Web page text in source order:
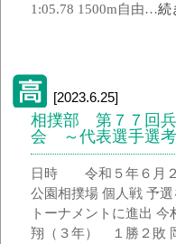
1:05.78 1500m自由…続
[2023.6.25]
相撲部 第７７回
会 ～代表選手選考
日時 令和５年６月
公園相撲場 個人戦 予
トーナメントに進出
翔（３年） １勝２